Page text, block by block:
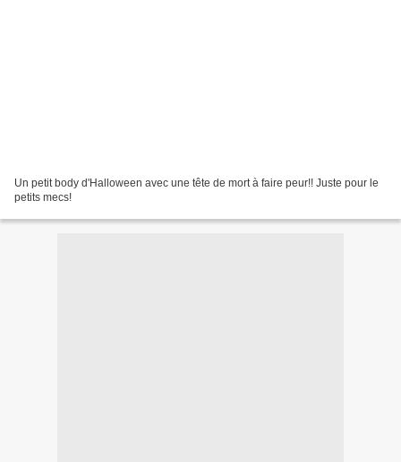
Un petit body d'Halloween avec une tête de mort à faire peur!! Juste pour le
petits mecs!